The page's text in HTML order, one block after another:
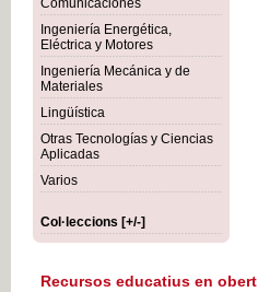
Comunicaciones
Ingeniería Energética,
Eléctrica y Motores
Ingeniería Mecánica y de
Materiales
Lingüística
Otras Tecnologías y Ciencias
Aplicadas
Varios
Col·leccions [+/-]
Recursos educatius en obert